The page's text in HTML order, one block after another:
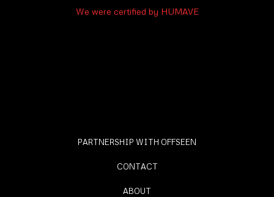
We were certified by HUMAVE
PARTNERSHIP WITH OFFSEEN
CONTACT
ABOUT